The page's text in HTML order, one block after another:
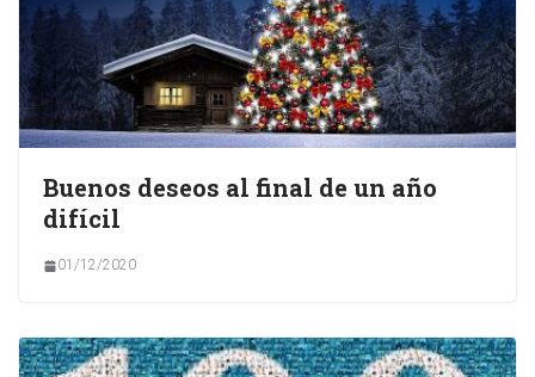
Buenos deseos al final de un año
difícil
01/12/2020